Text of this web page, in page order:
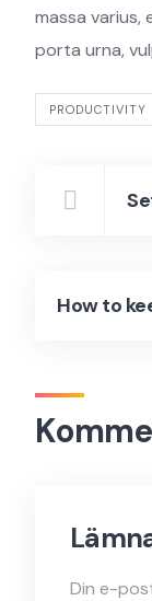
massa varius,
porta urna,
PRODUCTIVITY
Din e-